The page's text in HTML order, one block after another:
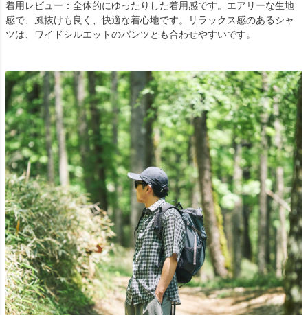
着用レビュー：全体的にゆったりした着用感です。エアリーな生地
感で、風抜けも良く、快適な着心地です。リラックス感のあるシャ
ツは、ワイドシルエットのパンツとも合わせやすいです。